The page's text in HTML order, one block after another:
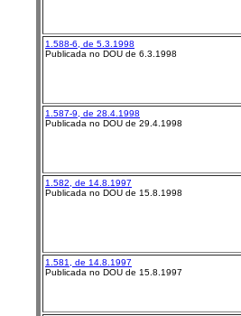
1.588-6, de 5.3.1998
Publicada no DOU de 6.3.1998
1.587-9, de 28.4.1998
Publicada no DOU de 29.4.1998
1.582, de 14.8.1997
Publicada no DOU de 15.8.1998
1.581, de 14.8.1997
Publicada no DOU de 15.8.1997